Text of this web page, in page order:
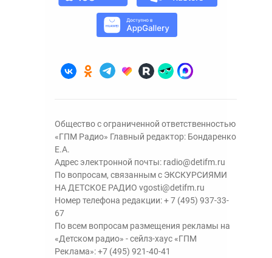
Общество с ограниченной ответственностью
«ГПМ Радио» Главный редактор: Бондаренко
Е.А.
Адрес электронной почты: radio@detifm.ru
По вопросам, связанным с ЭКСКУРСИЯМИ
НА ДЕТСКОЕ РАДИО vgosti@detifm.ru
Номер телефона редакции:+ 7 (495) 937-33-
67
По всем вопросам размещения рекламы на
«Детском радио» - сейлз-хаус «ГПМ
Реклама»:+7 (495) 921-40-41